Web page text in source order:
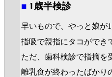
■ 1歳半検診
早いもので、やっと娘が
指吸で親指にタコができ
ただ、歯科検診で指摘を
離乳食が終わったばかり